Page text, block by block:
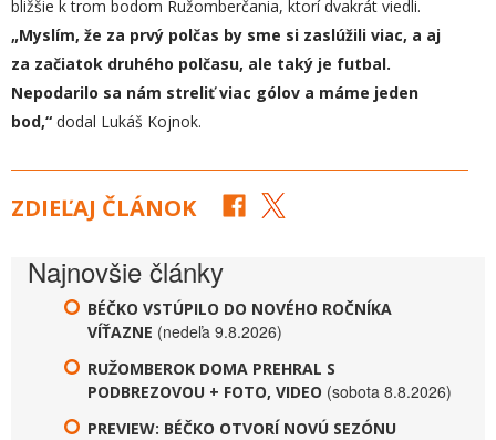
bližšie k trom bodom Ružomberčania, ktorí dvakrát viedli.
„Myslím, že za prvý polčas by sme si zaslúžili viac, a aj
za začiatok druhého polčasu, ale taký je futbal.
Nepodarilo sa nám streliť viac gólov a máme jeden
bod,“ dodal Lukáš Kojnok.
ZDIEĽAJ ČLÁNOK
Najnovšie články
BÉČKO VSTÚPILO DO NOVÉHO ROČNÍKA
VÍŤAZNE (nedeľa 9.8.2026)
RUŽOMBEROK DOMA PREHRAL S
PODBREZOVOU + FOTO, VIDEO (sobota 8.8.2026)
PREVIEW: BÉČKO OTVORÍ NOVÚ SEZÓNU